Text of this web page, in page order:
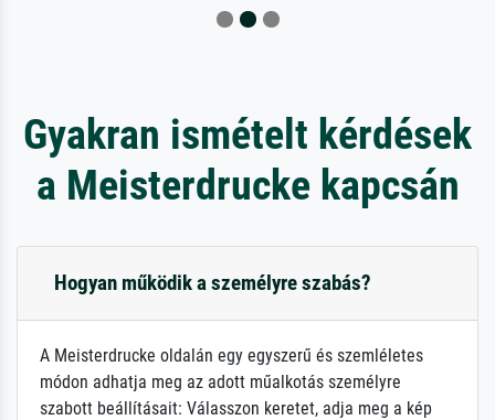
Gyakran ismételt kérdések
a Meisterdrucke kapcsán
Hogyan működik a személyre szabás?
A Meisterdrucke oldalán egy egyszerű és szemléletes
módon adhatja meg az adott műalkotás személyre
szabott beállításait: Válasszon keretet, adja meg a kép